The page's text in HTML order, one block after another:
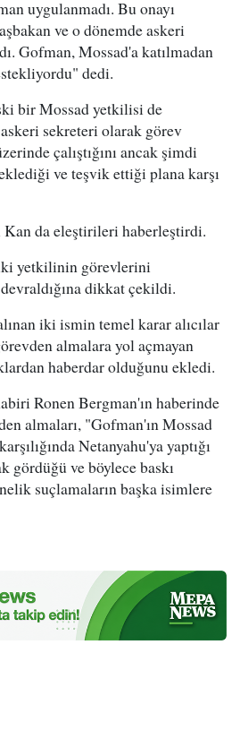
uygulanmadı. Bu onayı
ve o dönemde askeri
Gofman, Mossad'a katılmadan
dedi.
bir Mossad yetkilisi de
sekreteri olarak görev
çalıştığını ancak şimdi
ve teşvik ettiği plana karşı
Kan da eleştirileri haberleştirdi.
yetkilinin görevlerini
dikkat çekildi.
iki ismin temel karar alıcılar
almalara yol açmayan
haberdar olduğunu ekledi.
Ronen Bergman'ın haberinde
almaları, "Gofman'ın Mossad
Netanyahu'ya yaptığı
gördüğü ve böylece baskı
suçlamaların başka isimlere